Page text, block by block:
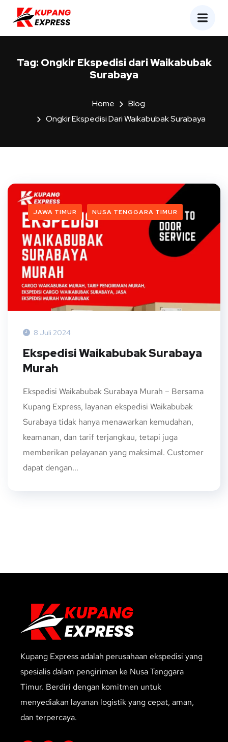
Tag: Ongkir Ekspedisi dari Waikabubak
Surabaya
Home
Blog
Ongkir Ekspedisi Dari Waikabubak Surabaya
JAWA TIMUR NUSA TENGGARA TIMUR
8 Juli 2024
Ekspedisi Waikabubak Surabaya
Murah
Ekspedisi Waikabubak Surabaya Murah – Bersama
Kupang Express, layanan ekspedisi Waikabubak
Surabaya tidak hanya menawarkan kemudahan,
keamanan, dan tarif terjangkau, tetapi juga
memberikan pelayanan yang maksimal. Customer
dapat dengan...
Kupang Express adalah perusahaan ekspedisi yang
spesialis dalam pengiriman ke Nusa Tenggara
Timur. Berdiri dengan komitmen untuk
menyediakan layanan logistik yang cepat, aman,
dan terpercaya.